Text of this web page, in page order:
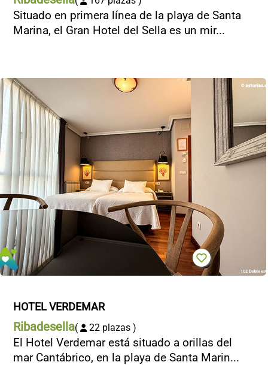
Situado en primera línea de la playa de Santa
Marina, el Gran Hotel del Sella es un mir...
HOTEL VERDEMAR
Ribadesella( 22 plazas )
El Hotel Verdemar está situado a orillas del
mar Cantábrico, en la playa de Santa Marin...